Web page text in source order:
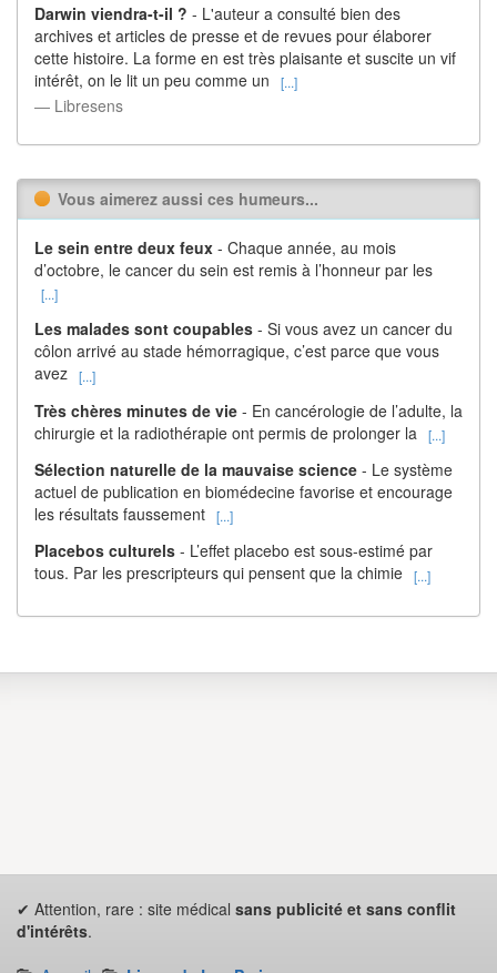
Darwin viendra-t-il ? - L'auteur a consulté bien des
archives et articles de presse et de revues pour élaborer
cette histoire. La forme en est très plaisante et suscite un vif
intérêt, on le lit un peu comme un
[...]
― Libresens
Vous aimerez aussi ces humeurs...
Le sein entre deux feux - Chaque année, au mois
d’octobre, le cancer du sein est remis à l’honneur par les
[...]
Les malades sont coupables - Si vous avez un cancer du
côlon arrivé au stade hémorragique, c’est parce que vous
avez [...]
Très chères minutes de vie - En cancérologie de l’adulte, la
chirurgie et la radiothérapie ont permis de prolonger la
[...]
Sélection naturelle de la mauvaise science - Le système
actuel de publication en biomédecine favorise et encourage
les résultats faussement [...]
Placebos culturels - L’effet placebo est sous-estimé par
tous. Par les prescripteurs qui pensent que la chimie [...]
✔ Attention, rare : site médical sans publicité et sans conflit
d'intérêts.